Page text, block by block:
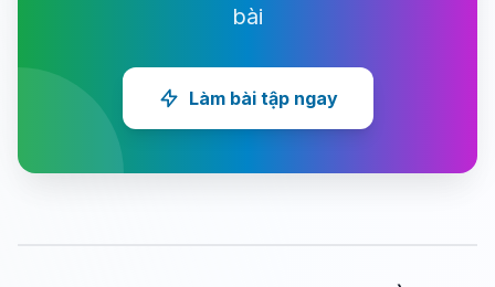
bài
Làm bài tập ngay